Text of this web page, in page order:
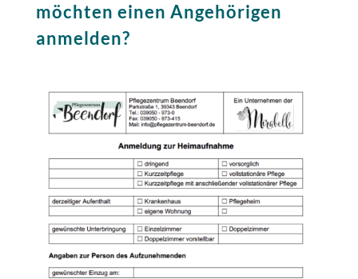
möchten einen Angehörigen
anmelden?